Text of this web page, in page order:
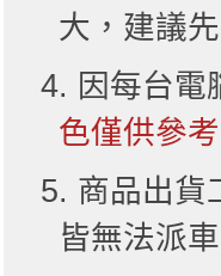
大，建議
4. 因每台電
色僅供參
5. 商品出貨
皆無法派